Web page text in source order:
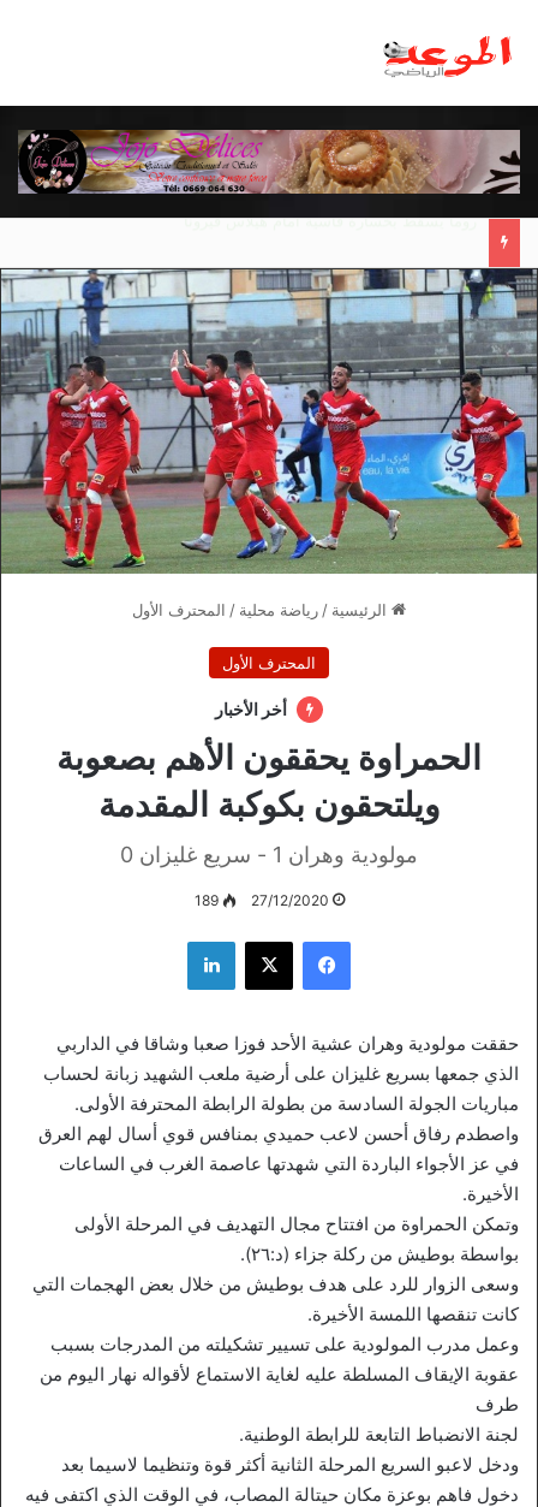
الرئيسية / رياضة محلية / المحترف الأول
المحترف الأول
أخر الأخبار
الحمراوة يحققون الأهم بصعوبة
ويلتحقون بكوكبة المقدمة
مولودية وهران 1 - سريع غليزان 0
27/12/2020
189
فيسبوك ‫X لينكدإن
حققت مولودية وهران عشية الأحد فوزا صعبا وشاقا في الداربي
الذي جمعها بسريع غليزان على أرضية ملعب الشهيد زبانة لحساب
مباريات الجولة السادسة من بطولة الرابطة المحترفة الأولى.
واصطدم رفاق أحسن لاعب حميدي بمنافس قوي أسال لهم العرق
في عز الأجواء الباردة التي شهدتها عاصمة الغرب في الساعات
الأخيرة.
وتمكن الحمراوة من افتتاح مجال التهديف في المرحلة الأولى
بواسطة بوطيش من ركلة جزاء (د:٢٦).
وسعى الزوار للرد على هدف بوطيش من خلال بعض الهجمات التي
كانت تنقصها اللمسة الأخيرة.
وعمل مدرب المولودية على تسيير تشكيلته من المدرجات بسبب
عقوبة الإيقاف المسلطة عليه لغاية الاستماع لأقواله نهار اليوم من
طرف
لجنة الانضباط التابعة للرابطة الوطنية.
ودخل لاعبو السريع المرحلة الثانية أكثر قوة وتنظيما لاسيما بعد
دخول فاهم بوعزة مكان حيتالة المصاب، في الوقت الذي اكتفى فيه